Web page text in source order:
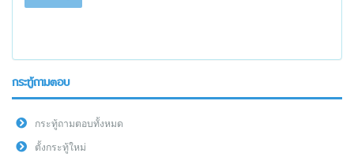
กระทู้ถามตอบ
กระทู้ถามตอบทั้งหมด
ตั้งกระทู้ใหม่